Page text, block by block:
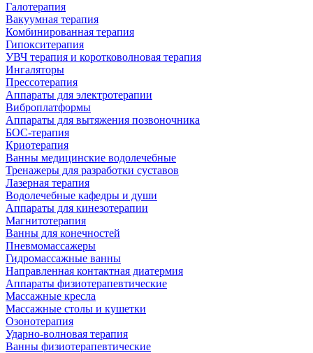
Галотерапия
Вакуумная терапия
Комбинированная терапия
Гипокситерапия
УВЧ терапия и коротковолновая терапия
Ингаляторы
Прессотерапия
Аппараты для электротерапии
Виброплатформы
Аппараты для вытяжения позвоночника
БОС-терапия
Криотерапия
Ванны медицинские водолечебные
Тренажеры для разработки суставов
Лазерная терапия
Водолечебные кафедры и души
Аппараты для кинезотерапии
Магнитотерапия
Ванны для конечностей
Пневмомассажеры
Гидромассажные ванны
Направленная контактная диатермия
Аппараты физиотерапевтические
Массажные кресла
Массажные столы и кушетки
Озонотерапия
Ударно-волновая терапия
Ванны физиотерапевтические